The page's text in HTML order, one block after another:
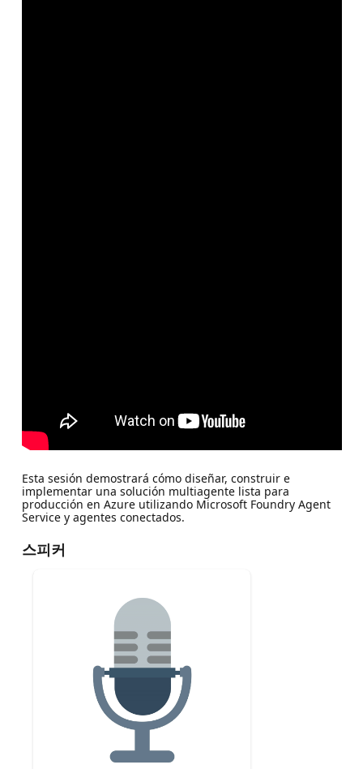
Esta sesión demostrará cómo diseñar, construir e
implementar una solución multiagente lista para
producción en Azure utilizando Microsoft Foundry Agent
Service y agentes conectados.
스피커